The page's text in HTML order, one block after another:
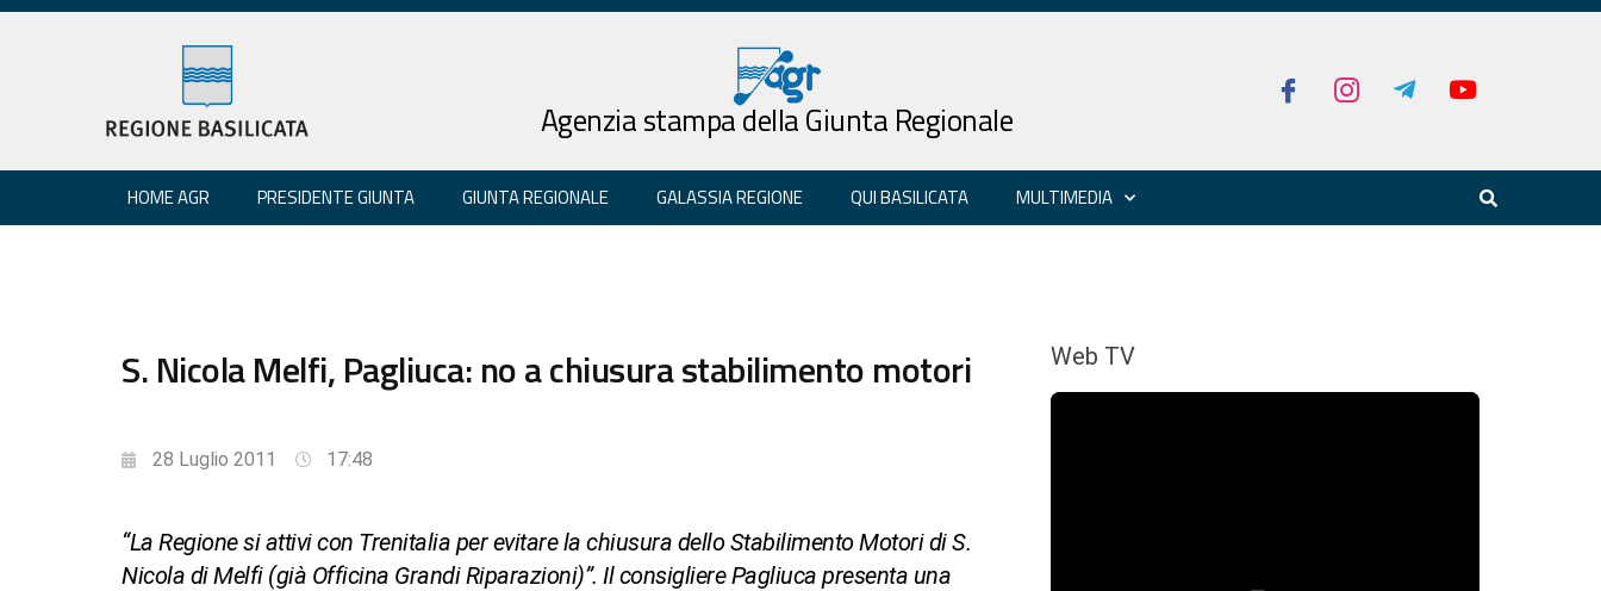
Agenzia stampa della Giunta Regionale
HOME AGR PRESIDENTE GIUNTA GIUNTA REGIONALE GALASSIA REGIONE QUI BASILICATA MULTIMEDIA
S. Nicola Melfi, Pagliuca: no a chiusura stabilimento motori
28 Luglio 2011 17:48
“La Regione si attivi con Trenitalia per evitare la chiusura dello Stabilimento Motori di S.
Nicola di Melfi (già Officina Grandi Riparazioni)”. Il consigliere Pagliuca presenta una
Web TV